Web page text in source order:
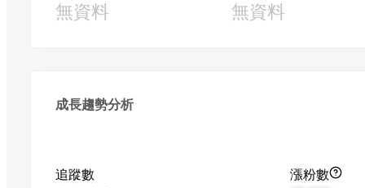
無資料 無資料
成長趨勢分析
追蹤數
漲粉數